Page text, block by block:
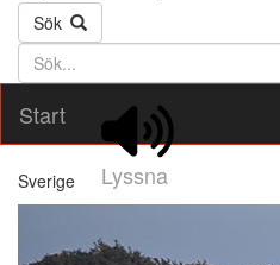
Sök
Söktext
Start
Lyssna
Sverige